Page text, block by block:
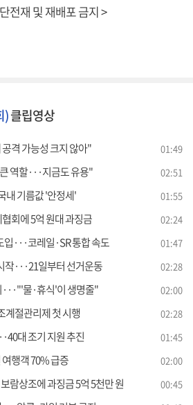
전재 및 재배포 금지 >
)클립영상
격 가능성 크지 않아" 01:49
역할···지금도 유용" 02:51
내 기름값 '안정세' 01:55
회에 5억 원대 과징금 02:24
입···코레일·SR 통합 속도 01:47
작···21일부터 선거운동 02:28
물·휴식'이 생명줄" 02:00
계절관리제 첫 시행 02:28
대 조기 지원 추진 01:45
행객 70% 급증 02:00
람상조에 과징금 5억 5천만 원 00:45